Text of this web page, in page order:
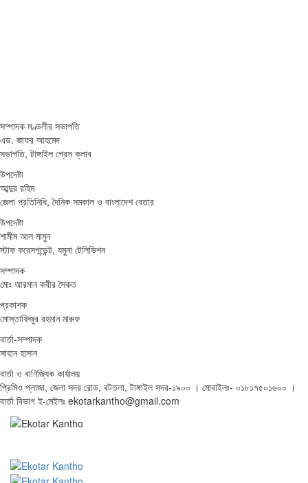
সম্পাদক মণ্ডলীর সভাপতি
এড. জাফর আহমেদ
সভাপতি, টাঙ্গাইল প্রেস ক্লাব
উপদেষ্টা
আব্দুর রহিম
জেলা প্রতিনিধি, দৈনিক সমকাল ও বাংলাদেশ বেতার
উপদেষ্টা
শামীম আল মামুন
স্টাফ করেসপন্ডেন্ট, যমুনা টেলিভিশন
সম্পাদক
মোঃ আরমান কবীর সৈকত
প্রকাশক
মোস্তাফিজুর রহমান মারুফ
বার্তা-সম্পাদক
সাহান হাসান
বার্তা ও বাণিজ্যিক কার্যালয়
প্রিমিও প্লাজা, জেলা সদর রোড, বটতলা, টাঙ্গাইল সদর-১৯০০ । মোবাইলঃ- ০১৮১৭৫০১৬০০ ।
বার্তা বিভাগ ই-মেইলঃ ekotarkantho@gmail.com